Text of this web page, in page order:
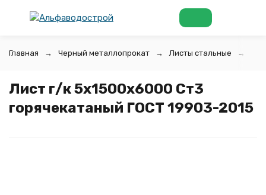
Главная Черный металлопрокат Листы стальные
Лист г/к 5х1500x6000 Ст3
горячекатаный ГОСТ 19903-2015